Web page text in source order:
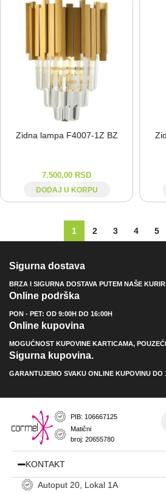
Zidna lampa F4007-⁠1Z BZ
7.500,00 RSD
DODAJ U KORPU
1 2 3 4 5
Sigurna dostava
BRZA I SIGURNA DOSTAVA PUTEM NAŠE
Online podrška
PON - PET: OD 9:00H DO 16:00H
Online kupovina
MOGUĆNOST KUPOVINE KARTICAMA,
Sigurna kupovina.
GARANTUJEMO SVAKU ONLINE KUPOVINU DO
PIB: 106667125
Matični
broj: 20655780
KONTAKT
Autoput 20, Lokal 1A